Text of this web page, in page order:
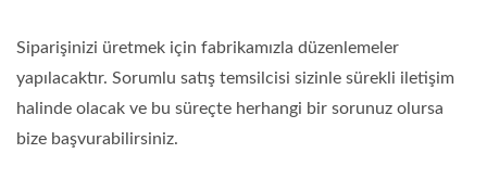
Siparişinizi üretmek için fabrikamızla düzenlemeler
yapılacaktır. Sorumlu satış temsilcisi sizinle sürekli iletişim
halinde olacak ve bu süreçte herhangi bir sorunuz olursa
bize başvurabilirsiniz.